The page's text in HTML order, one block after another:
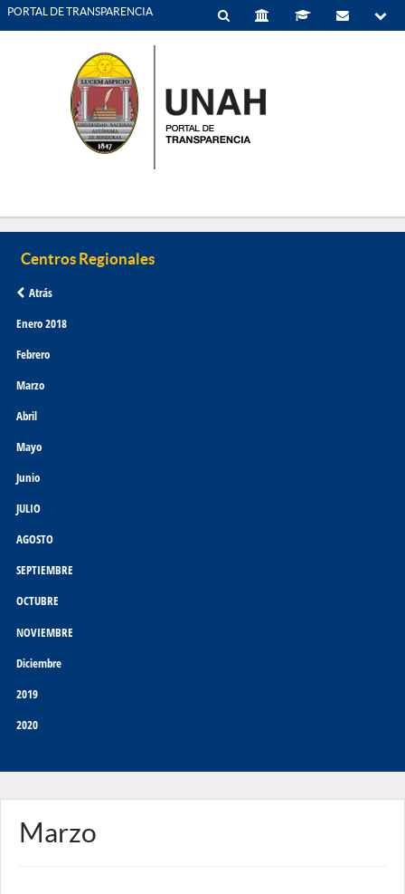
PORTAL DE TRANSPARENCIA
Atrás
Enero 2018
Febrero
Marzo
Abril
Mayo
Junio
JULIO
AGOSTO
SEPTIEMBRE
OCTUBRE
NOVIEMBRE
Diciembre
2019
2020
Marzo